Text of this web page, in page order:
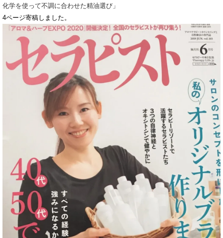
化学を使って不調に合わせた精油選び」
4ページ寄稿しました。